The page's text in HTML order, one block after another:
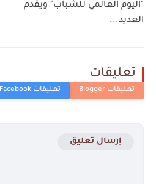
"اليوم العالمي للشباب" ويقدم
العديد...
تعليقات
إرسال تعليق